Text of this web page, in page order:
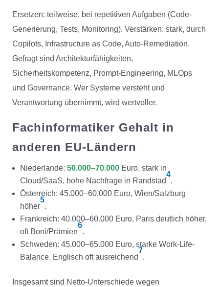
Ersetzen: teilweise, bei repetitiven Aufgaben (Code-
Generierung, Tests, Monitoring). Verstärken: stark, durch
Copilots, Infrastructure as Code, Auto-Remediation.
Gefragt sind Architekturfähigkeiten,
Sicherheitskompetenz, Prompt-Engineering, MLOps
und Governance. Wer Systeme versteht und
Verantwortung übernimmt, wird wertvoller.
Fachinformatiker Gehalt in
anderen EU-Ländern
Niederlande: 50.000–70.000Euro, stark in
Cloud/SaaS, hohe Nachfrage in Randstad
4
.
Österreich: 45.000–60.000 Euro, Wien/Salzburg
höher
5
.
Frankreich: 40.000–60.000 Euro, Paris deutlich höher,
oft Boni/Prämien
6
.
Schweden: 45.000–65.000 Euro, starke Work-Life-
Balance, Englisch oft ausreichend
7
.
Insgesamt sind Netto-Unterschiede wegen